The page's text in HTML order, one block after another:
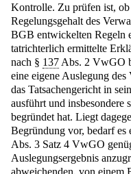
Kontrolle. Zu prüfen ist, ob
Regelungsgehalt des
BGB entwickelten Regeln
tatrichterlich ermittelte
nach § 137 Abs. 2 VwGO
eine eigene Auslegung
das Tatsachengericht in
ausführt und insbesondere
begründet hat. Liegt
Begründung vor, bedarf es
Abs. 3 Satz 4 VwGO
Auslegungsergebnis
abweichenden, von einem